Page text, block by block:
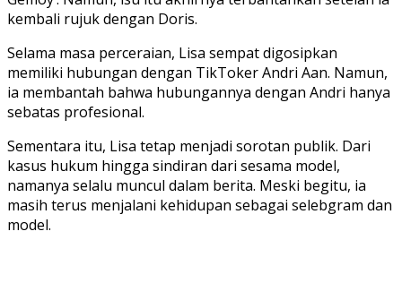
kembali rujuk dengan Doris.
Selama masa perceraian, Lisa sempat digosipkan
memiliki hubungan dengan TikToker Andri Aan. Namun,
ia membantah bahwa hubungannya dengan Andri hanya
sebatas profesional.
Sementara itu, Lisa tetap menjadi sorotan publik. Dari
kasus hukum hingga sindiran dari sesama model,
namanya selalu muncul dalam berita. Meski begitu, ia
masih terus menjalani kehidupan sebagai selebgram dan
model.